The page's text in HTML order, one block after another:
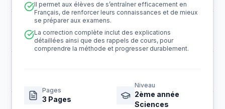
Il permet aux élèves de s’entraîner efficacement en
Français, de renforcer leurs connaissances et de mieux
se préparer aux examens.
La correction complète inclut des explications
détaillées ainsi que des rappels de cours, pour
comprendre la méthode et progresser durablement.
Pages
3 Pages
Niveau
2ème année
Sciences